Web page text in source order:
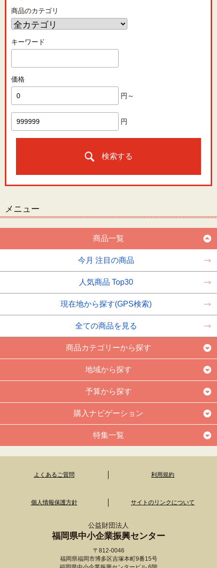
商品のカテゴリ
キーワード
価格
円～
円
検索する
メニュー
商品一覧
今月 注目の商品
人気商品 Top30
現在地から探す(GPS検索)
全ての商品を見る
商品カテゴリーから探す
地域から探す
予算から探す
購入ナビゲーション
特集一覧
よくあるご質問 利用規約
個人情報保護方針 サイトのリンクについて
公益財団法人
福岡県中小企業振興センター
〒812-0046
福岡県福岡市博多区吉塚本町9番15号